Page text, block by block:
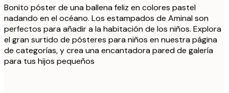
Bonito póster de una ballena feliz en colores pastel
nadando en el océano. Los estampados de Aminal son
perfectos para añadir a la habitación de los niños. Explora
el gran surtido de pósteres para niños en nuestra página
de categorías, y crea una encantadora pared de galería
para tus hijos pequeños